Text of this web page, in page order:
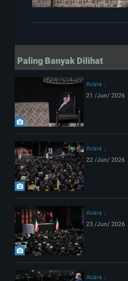
Paling Banyak Dilihat
Acara
21 /Jun/ 2026
Acara
22 /Jun/ 2026
Acara
23 /Jun/ 2026
Acara